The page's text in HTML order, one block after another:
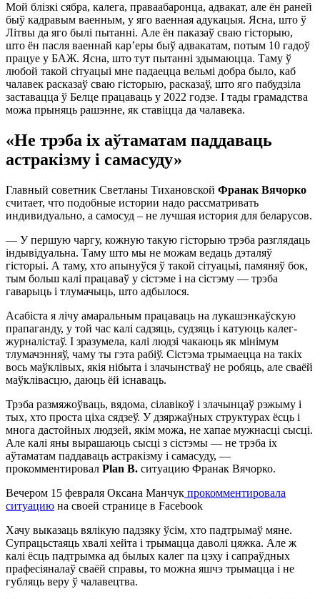
Мой блізкі сябра, калега, праваабаронца, адвакат, але ён раней
быў кадравым ваенным, у яго ваенная адукацыя. Ясна, што ў
Літвы да яго былі пытанні. Але ён паказаў сваю гісторыю,
што ён пасля ваеннай кар’еры быў адвакатам, потым 10 гадоў
працуе у БАЖ. Ясна, што тут пытанні здымаюцца. Таму ў
любой такой сітуацыі мне падаецца вельмі добра было, каб
чалавек расказаў сваю гісторыю, расказаў, што яго пабудзіла
заставацца ў Белце працаваць у 2022 годзе. І тады грамадства
можа прыняць рашэнне, як ставіцца да чалавека.
«Не трэба іх аўтаматам паддаваць
астракізму і самасуду»
Главный советник Светланы Тихановской Франак Вячорко
считает, что подобные истории надо рассматривать
индивидуально, а самосуд – не лучшая история для беларусов.
— У першую чаргу, кожную такую гісторыю трэба разглядаць
індывідуальна. Таму што мы не можам ведаць дэталяў
гісторыі. А таму, хто апынуўся ў такой сітуацыі, памяняў бок,
тым больш калі працаваў у сістэме і на сістэму — трэба
гаварыць і тлумачыць, што адбылося.
Асабіста я лічу амаральным працаваць на лукашэнкаўскую
прапаганду, у той час калі садзяць, судзяць і катуюць калег-
журналістаў. І зразумела, калі людзі чакаюць як мінімум
тлумачэнняў, чаму ты гэта рабіў. Сістэма трымаецца на такіх
вось маўклівых, якія нібыта і злачынстваў не робяць, але сваёй
маўклівасцю, даюць ёй існаваць.
Трэба размяжоўваць, вядома, сілавікоў і злачынцаў рэжыму і
тых, хто проста ціха сядзеў. У дзяржаўных структурах ёсць і
многа дастойных людзей, якім можа, не хапае мужнасці сысці.
Але калі яны вырашаюць сысці з сістэмы — не трэба іх
аўтаматам паддаваць астракізму і самасуду, —
прокомментировал Plan B. ситуацию Франак Вячорко.
Вечером 15 февраля Оксана Манчук прокомментировала
ситуацию на своей странице в Facebook
Хачу выказаць вялікую падзяку ўсім, хто падтрымаў мяне.
Супрацьстаяць хвалі хейта і трымацца даволі цяжка. Але ж
калі ёсць падтрымка ад былых калег па цэху і сапраўдных
прафесіяналаў сваёй справы, то можна яшчэ трымацца і не
губляць веру ў чалавецтва.